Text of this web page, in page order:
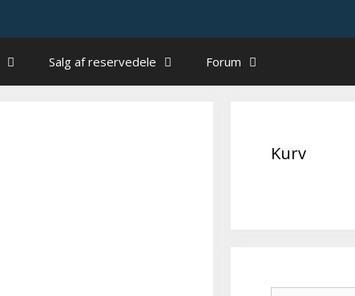
Salg af reservedele Forum
Kurv